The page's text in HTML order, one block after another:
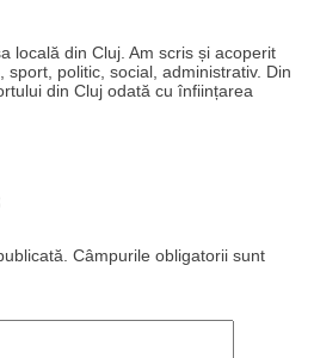
locală din Cluj. Am scris și acoperit
politic, social, administrativ. Din
din Cluj odată cu înființarea
Câmpurile obligatorii sunt